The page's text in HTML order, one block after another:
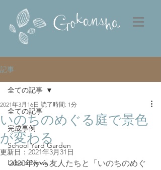
記事
全ての記事
完成事例
School Yard Garden
Labo's News
全ての記事
いのちのめぐる庭で景色
が変わる
2021年3月16日 読了時間: 1分
更新日： 2021年3月31日
2020年から友人たちと「いのちのめぐ